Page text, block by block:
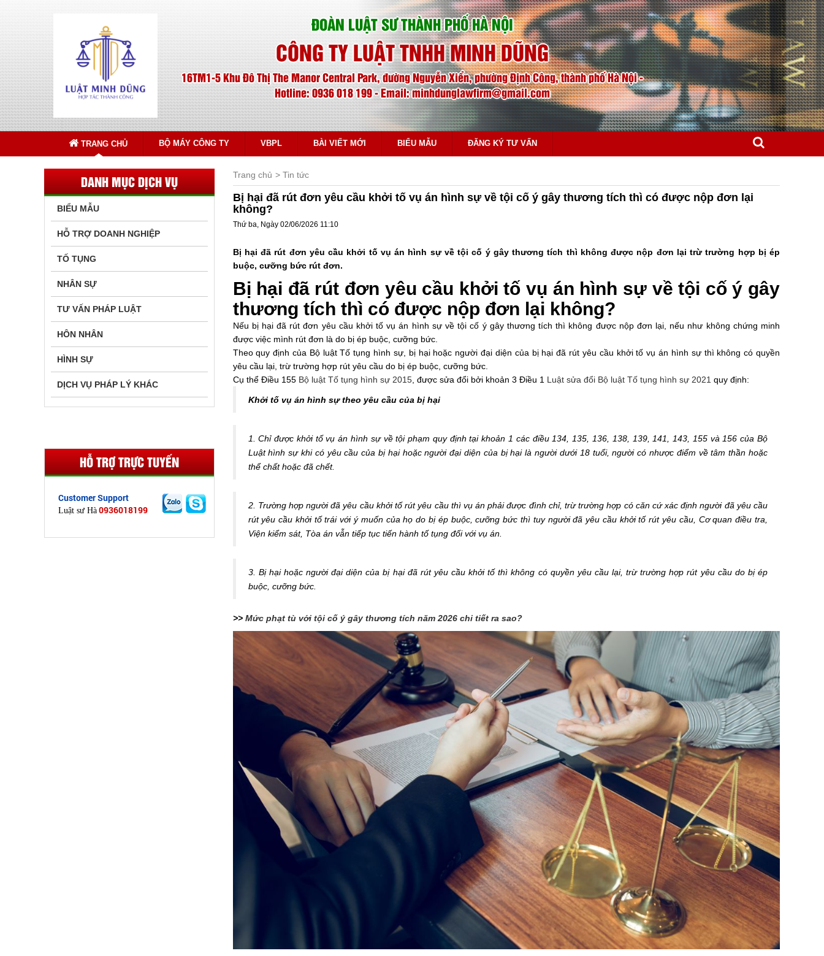
ĐOÀN LUẬT SƯ THÀNH PHỐ HÀ NỘI
CÔNG TY LUẬT TNHH MINH DŨNG
16TM1-5 Khu Đô Thị The Manor Central Park, đường Nguyễn Xiển, phường Định Công, thành phố Hà Nội -
Hotline: 0936 018 199 - Email: minhdunglawfirm@gmail.com
TRANG CHỦ BỘ MÁY CÔNG TY VBPL BÀI VIẾT MỚI BIỂU MẪU ĐĂNG KÝ TƯ VẤN
DANH MỤC DỊCH VỤ
BIỂU MẪU
HỖ TRỢ DOANH NGHIỆP
TỐ TỤNG
NHÂN SỰ
TƯ VẤN PHÁP LUẬT
HÔN NHÂN
HÌNH SỰ
DỊCH VỤ PHÁP LÝ KHÁC
HỖ TRỢ TRỰC TUYẾN
Customer Support
Luật sư Hà 0936018199
Trang chủ Tin tức
Bị hại đã rút đơn yêu cầu khởi tố vụ án hình sự về tội cố ý gây thương tích thì có được nộp đơn lại
không?
Thứ ba, Ngày 02/06/2026 11:10
Bị hại đã rút đơn yêu cầu khởi tố vụ án hình sự về tội cố ý gây thương tích thì không được nộp đơn lại trừ trường hợp bị ép
buộc, cưỡng bức rút đơn.
Bị hại đã rút đơn yêu cầu khởi tố vụ án hình sự về tội cố ý gây
thương tích thì có được nộp đơn lại không?
Nếu bị hại đã rút đơn yêu cầu khởi tố vụ án hình sự về tội cố ý gây thương tích thì không được nộp đơn lại, nếu như không chứng minh
được việc mình rút đơn là do bị ép buộc, cưỡng bức.
Theo quy định của Bộ luật Tố tụng hình sự, bị hại hoặc người đại diện của bị hại đã rút yêu cầu khởi tố vụ án hình sự thì không có quyền
yêu cầu lại, trừ trường hợp rút yêu cầu do bị ép buộc, cưỡng bức.
Cụ thể Điều 155 Bộ luật Tố tụng hình sự 2015, được sửa đổi bởi khoản 3 Điều 1 Luật sửa đổi Bộ luật Tố tụng hình sự 2021 quy định:
Khởi tố vụ án hình sự theo yêu cầu của bị hại
1. Chỉ được khởi tố vụ án hình sự về tội phạm quy định tại khoản 1 các điều 134, 135, 136, 138, 139, 141, 143, 155 và 156 của Bộ
Luật hình sự khi có yêu cầu của bị hại hoặc người đại diện của bị hại là người dưới 18 tuổi, người có nhược điểm về tâm thần hoặc
thể chất hoặc đã chết.
2. Trường hợp người đã yêu cầu khởi tố rút yêu cầu thì vụ án phải được đình chỉ, trừ trường hợp có căn cứ xác định người đã yêu cầu
rút yêu cầu khởi tố trái với ý muốn của họ do bị ép buộc, cưỡng bức thì tuy người đã yêu cầu khởi tố rút yêu cầu, Cơ quan điều tra,
Viện kiểm sát, Tòa án vẫn tiếp tục tiến hành tố tụng đối với vụ án.
3. Bị hại hoặc người đại diện của bị hại đã rút yêu cầu khởi tố thì không có quyền yêu cầu lại, trừ trường hợp rút yêu cầu do bị ép
buộc, cưỡng bức.
>> Mức phạt tù với tội cố ý gây thương tích năm 2026 chi tiết ra sao?